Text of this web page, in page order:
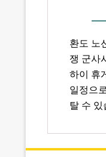
환도 노
쟁 군사
하이 휴
일정으
탈 수 있